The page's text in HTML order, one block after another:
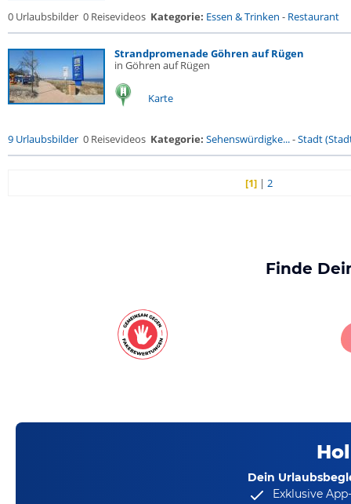
0 Urlaubsbilder 0 Reisevideos Kategorie: Essen & Trinken - Restaurant
Strandpromenade Göhren auf Rügen
in Göhren auf Rügen
Karte
9 Urlaubsbilder 0 Reisevideos Kategorie: Sehenswürdigke...-Stadt
[1] |2
Finde
Dein
Exklusive